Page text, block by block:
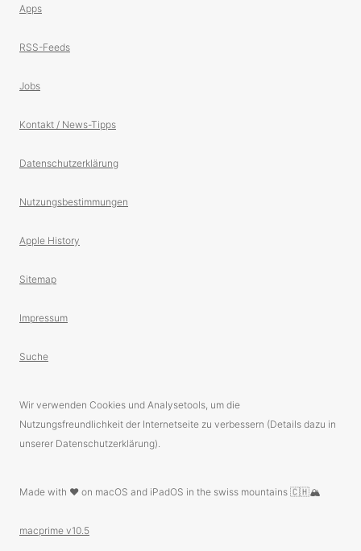
Apps
RSS-Feeds
Jobs
Kontakt / News-Tipps
Datenschutzerklärung
Nutzungsbestimmungen
Apple History
Sitemap
Impressum
Suche
Wir verwenden Cookies und Analysetools, um die
Nutzungsfreundlichkeit der Internetseite zu verbessern (Details dazu in
unserer Datenschutzerklärung).
Made with ❤️ on macOS and iPadOS in the swiss mountains 🇨🇭🏔
macprime v10.5